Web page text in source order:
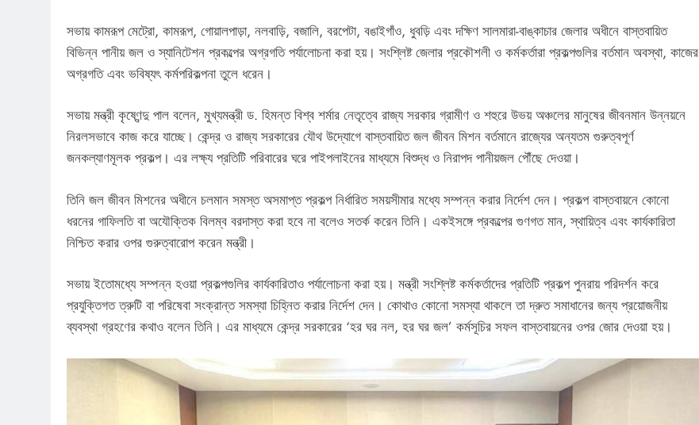
সভায় কামরূপ মেট্রো, কামরূপ, গোয়ালপাড়া, নলবাড়ি, বজালি, বরপেটা, বঙাইগাঁও, ধুবড়ি এবং দক্ষিণ সালমারা-বাঙ্কাচার জেলার অধীনে বাস্তবায়িত
বিভিন্ন পানীয় জল ও স্যানিটেশন প্রকল্পের অগ্রগতি পর্যালোচনা করা হয়। সংশ্লিষ্ট জেলার প্রকৌশলী ও কর্মকর্তারা প্রকল্পগুলির বর্তমান অবস্থা, কাজের
অগ্রগতি এবং ভবিষ্যৎ কর্মপরিকল্পনা তুলে ধরেন।
সভায় মন্ত্রী কৃষ্ণেন্দু পাল বলেন, মুখ্যমন্ত্রী ড. হিমন্ত বিশ্ব শর্মার নেতৃত্বে রাজ্য সরকার গ্রামীণ ও শহুরে উভয় অঞ্চলের মানুষের জীবনমান উন্নয়নে
নিরলসভাবে কাজ করে যাচ্ছে। কেন্দ্র ও রাজ্য সরকারের যৌথ উদ্যোগে বাস্তবায়িত জল জীবন মিশন বর্তমানে রাজ্যের অন্যতম গুরুত্বপূর্ণ
জনকল্যাণমূলক প্রকল্প। এর লক্ষ্য প্রতিটি পরিবারের ঘরে পাইপলাইনের মাধ্যমে বিশুদ্ধ ও নিরাপদ পানীয়জল পৌঁছে দেওয়া।
তিনি জল জীবন মিশনের অধীনে চলমান সমস্ত অসমাপ্ত প্রকল্প নির্ধারিত সময়সীমার মধ্যে সম্পন্ন করার নির্দেশ দেন। প্রকল্প বাস্তবায়নে কোনো
ধরনের গাফিলতি বা অযৌক্তিক বিলম্ব বরদাস্ত করা হবে না বলেও সতর্ক করেন তিনি। একইসঙ্গে প্রকল্পের গুণগত মান, স্থায়িত্ব এবং কার্যকারিতা
নিশ্চিত করার ওপর গুরুত্বারোপ করেন মন্ত্রী।
সভায় ইতোমধ্যে সম্পন্ন হওয়া প্রকল্পগুলির কার্যকারিতাও পর্যালোচনা করা হয়। মন্ত্রী সংশ্লিষ্ট কর্মকর্তাদের প্রতিটি প্রকল্প পুনরায় পরিদর্শন করে
প্রযুক্তিগত ত্রুটি বা পরিষেবা সংক্রান্ত সমস্যা চিহ্নিত করার নির্দেশ দেন। কোথাও কোনো সমস্যা থাকলে তা দ্রুত সমাধানের জন্য প্রয়োজনীয়
ব্যবস্থা গ্রহণের কথাও বলেন তিনি। এর মাধ্যমে কেন্দ্র সরকারের ‘হর ঘর নল, হর ঘর জল’ কর্মসূচির সফল বাস্তবায়নের ওপর জোর দেওয়া হয়।